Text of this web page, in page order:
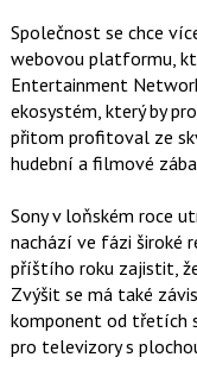
Společnost se chce
webovou platformu,
Entertainment
ekosystém, který by
přitom profitoval ze
hudební a filmové
Sony v loňském roce
nachází ve fázi široké
příštího roku zajistit,
Zvýšit se má také
komponent od třetích
pro televizory s